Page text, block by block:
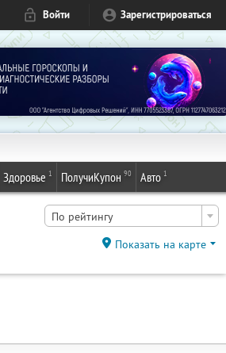
Войти Зарегистрироваться
Здоровье 1 ПолучиКупон 90 Авто 1
По рейтингу
Показать на карте